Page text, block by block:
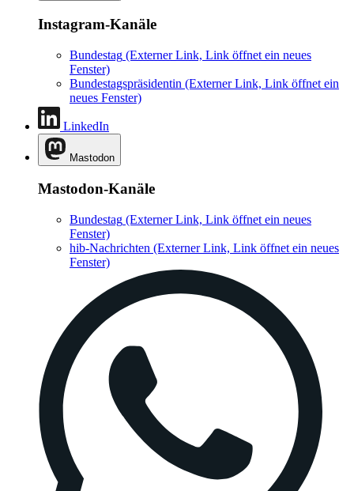
Instagram-Kanäle
Bundestag (Externer Link, Link öffnet ein neues
Fenster)
Bundestagspräsidentin (Externer Link, Link öffnet ein
neues Fenster)
LinkedIn
Mastodon
Mastodon-Kanäle
Bundestag (Externer Link, Link öffnet ein neues
Fenster)
hib-Nachrichten (Externer Link, Link öffnet ein neues
Fenster)